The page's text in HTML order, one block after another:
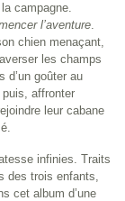
campagne.
l’aventure.
chien menaçant,
les champs
d’un goûter au
affronter
leur cabane
infinies. Traits
des trois enfants,
cet album d’une